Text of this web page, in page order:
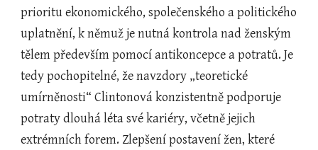
prioritu ekonomického, společenského a politického
uplatnění, k němuž je nutná kontrola nad ženským
tělem především pomocí antikoncepce a potratů. Je
tedy pochopitelné, že navzdory „teoretické
umírněnosti“ Clintonová konzistentně podporuje
potraty dlouhá léta své kariéry, včetně jejich
extrémních forem. Zlepšení postavení žen, které